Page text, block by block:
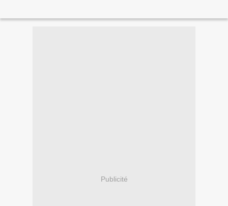
Publicité